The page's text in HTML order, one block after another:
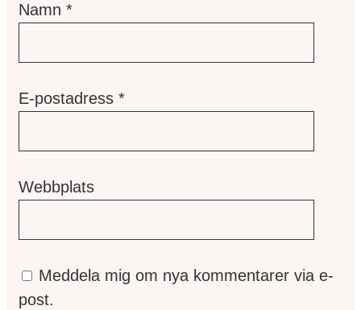
Namn *
E-postadress *
Webbplats
Meddela mig om nya kommentarer via e-
post.